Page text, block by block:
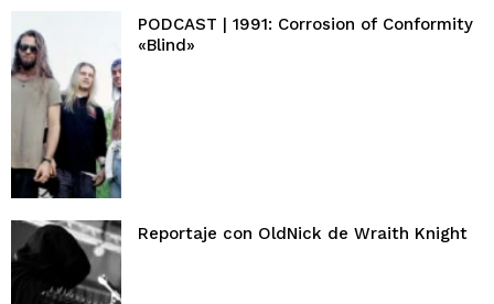
PODCAST | 1991: Corrosion of Conformity
«Blind»
Reportaje con OldNick de Wraith Knight